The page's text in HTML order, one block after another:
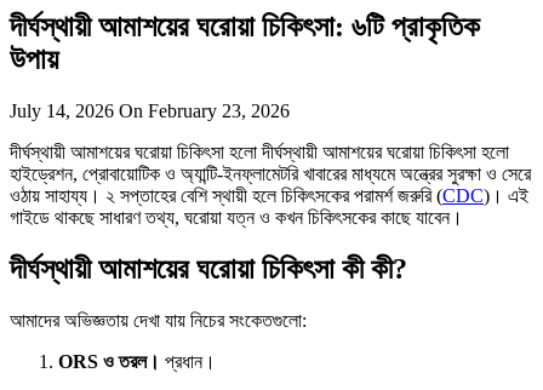
দীর্ঘস্থায়ী আমাশয়ের ঘরোয়া চিকিৎসা: ৬টি প্রাকৃতিক
উপায়
July 14, 2026 On February 23, 2026
দীর্ঘস্থায়ী আমাশয়ের ঘরোয়া চিকিৎসা হলো দীর্ঘস্থায়ী আমাশয়ের ঘরোয়া চিকিৎসা হলো
হাইড্রেশন, প্রোবায়োটিক ও অ্যান্টি-ইনফ্লামেটরি খাবারের মাধ্যমে অন্ত্রের সুরক্ষা ও সেরে
ওঠায় সাহায্য। ২ সপ্তাহের বেশি স্থায়ী হলে চিকিৎসকের পরামর্শ জরুরি (CDC)। এই
গাইডে থাকছে সাধারণ তথ্য, ঘরোয়া যত্ন ও কখন চিকিৎসকের কাছে যাবেন।
দীর্ঘস্থায়ী আমাশয়ের ঘরোয়া চিকিৎসা কী কী?
আমাদের অভিজ্ঞতায় দেখা যায় নিচের সংকেতগুলো:
ORS ও তরল। প্রধান।